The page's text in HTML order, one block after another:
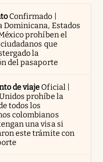
Confirmado |
Dominicana, Estados
prohíben el
que
la
del pasaporte
de viaje Oficial |
prohíbe la
todos los
colombianos
una visa si
este trámite con